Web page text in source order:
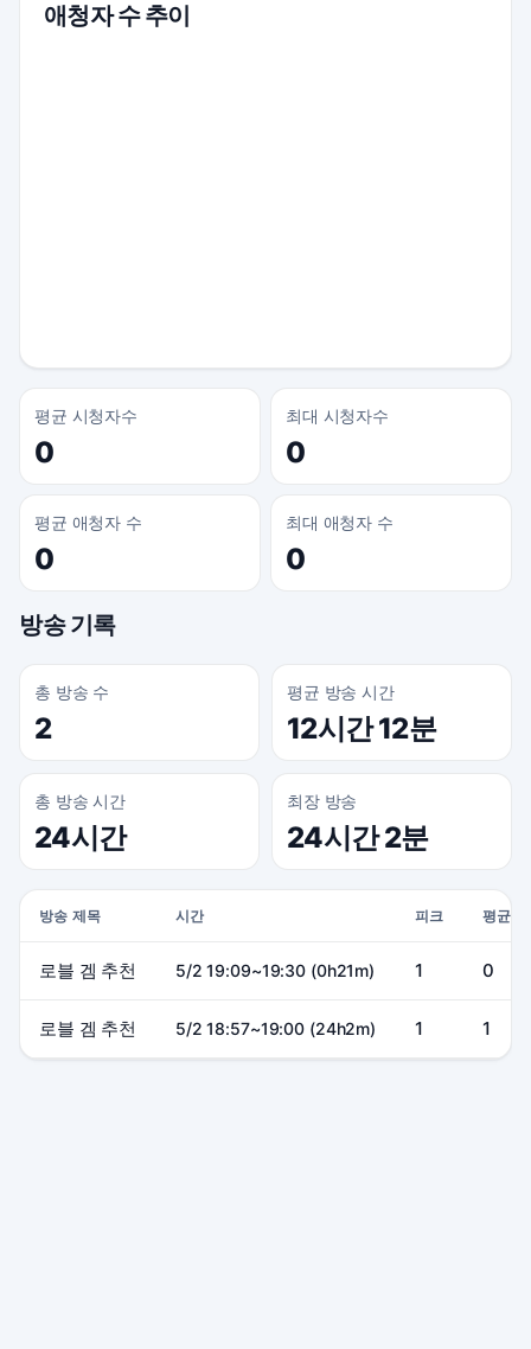
애청자 수 추이
평균 시청자수
0
최대 시청자수
0
평균 애청자 수
0
최대 애청자 수
0
방송 기록
총 방송 수
2
평균 방송 시간
12시간 12분
총 방송 시간
24시간
최장 방송
24시간 2분
방송 제목 시간 피크 평균
로블 겜 추천 5/2 19:09~19:30 (0h21m) 1 0
로블 겜 추천 5/2 18:57~19:00 (24h2m) 1 1